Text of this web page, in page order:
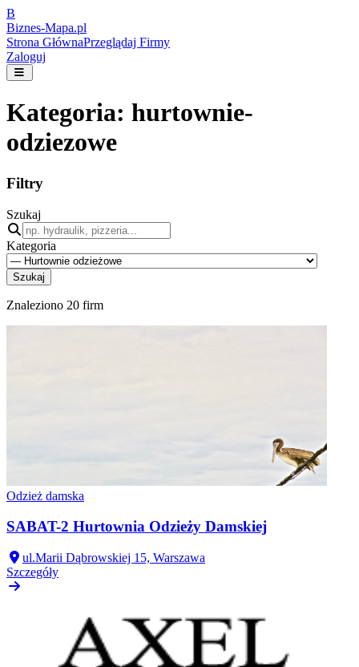
B
Biznes-Mapa.pl
Strona GłównaPrzeglądaj Firmy
Zaloguj
Kategoria: hurtownie-
odziezowe
Filtry
Szukaj
Kategoria
Szukaj
Znaleziono 20 firm
Odzież damska
SABAT-2 Hurtownia Odzieży Damskiej
ul.Marii Dąbrowskiej 15, Warszawa
Szczegóły